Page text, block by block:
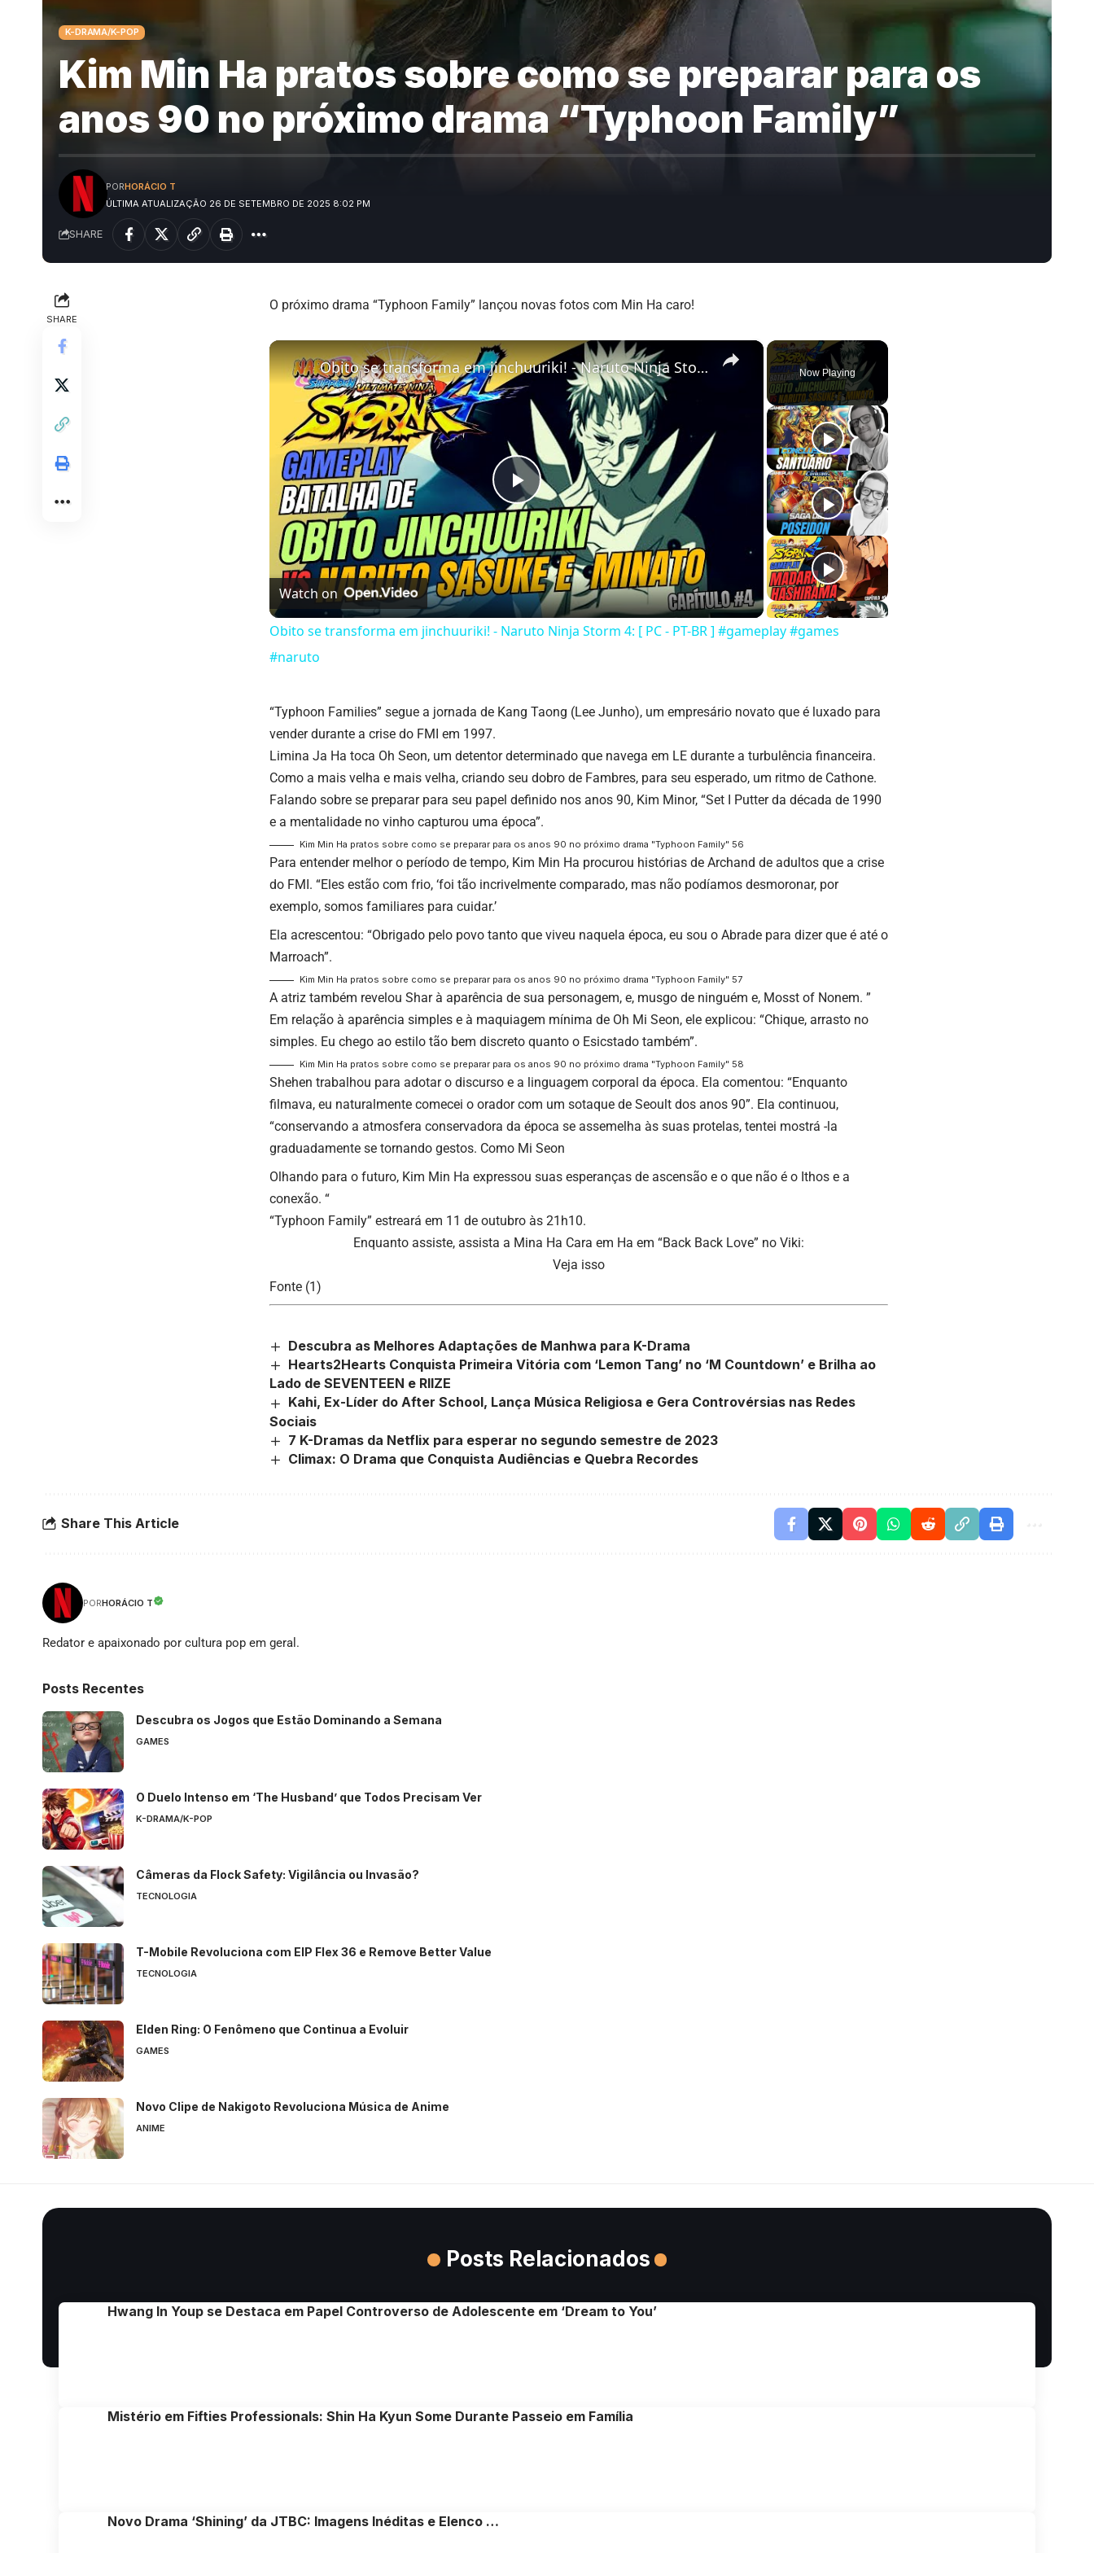
K-DRAMA/K-POP
Kim Min Ha pratos sobre como se preparar para os
anos 90 no próximo drama “Typhoon Family”
ÚLTIMA ATUALIZAÇÃO 26 DE SETEMBRO DE 2025 8:02 PM
PORHORÁCIO T
SHARE
SHARE
O próximo drama “Typhoon Family” lançou novas fotos com Min Ha caro!
Now Playing
×
Play
Video
Obito se transforma em jinchuuriki! - Naruto Ninja Storm 4: [ PC - PT-BR ] #gameplay #games #naruto
Watch on
Obito se transforma em jinchuuriki! - Naruto Ninja Storm 4: [ PC - PT-BR ] #gameplay #games
#naruto
“Typhoon Families” segue a jornada de Kang Taong (Lee Junho), um empresário novato que é luxado para
vender durante a crise do FMI em 1997.
Limina Ja Ha toca Oh Seon, um detentor determinado que navega em LE durante a turbulência financeira.
Como a mais velha e mais velha, criando seu dobro de Fambres, para seu esperado, um ritmo de Cathone.
Falando sobre se preparar para seu papel definido nos anos 90, Kim Minor, “Set I Putter da década de 1990
e a mentalidade no vinho capturou uma época”.
Kim Min Ha pratos sobre como se preparar para os anos 90 no próximo drama "Typhoon Family" 56
Para entender melhor o período de tempo, Kim Min Ha procurou histórias de Archand de adultos que a crise
do FMI. “Eles estão com frio, ‘foi tão incrivelmente comparado, mas não podíamos desmoronar, por
exemplo, somos familiares para cuidar.’
Ela acrescentou: “Obrigado pelo povo tanto que viveu naquela época, eu sou o Abrade para dizer que é até o
Marroach”.
Kim Min Ha pratos sobre como se preparar para os anos 90 no próximo drama "Typhoon Family" 57
A atriz também revelou Shar à aparência de sua personagem, e, musgo de ninguém e, Mosst of Nonem. ”
Em relação à aparência simples e à maquiagem mínima de Oh Mi Seon, ele explicou: “Chique, arrasto no
simples. Eu chego ao estilo tão bem discreto quanto o Esicstado também”.
Kim Min Ha pratos sobre como se preparar para os anos 90 no próximo drama "Typhoon Family" 58
Shehen trabalhou para adotar o discurso e a linguagem corporal da época. Ela comentou: “Enquanto
filmava, eu naturalmente comecei o orador com um sotaque de Seoult dos anos 90”. Ela continuou,
“conservando a atmosfera conservadora da época se assemelha às suas protelas, tentei mostrá -la
graduadamente se tornando gestos. Como Mi Seon
Olhando para o futuro, Kim Min Ha expressou suas esperanças de ascensão e o que não é o Ithos e a
conexão. “
“Typhoon Family” estreará em 11 de outubro às 21h10.
Enquanto assiste, assista a Mina Ha Cara em Ha em “Back Back Love” no Viki:
Veja isso
Fonte (1)
Descubra as Melhores Adaptações de Manhwa para K-Drama
Hearts2Hearts Conquista Primeira Vitória com ‘Lemon Tang’ no ‘M Countdown’ e Brilha ao
Lado de SEVENTEEN e RIIZE
Kahi, Ex-Líder do After School, Lança Música Religiosa e Gera Controvérsias nas Redes
Sociais
7 K-Dramas da Netflix para esperar no segundo semestre de 2023
Climax: O Drama que Conquista Audiências e Quebra Recordes
Share This Article
PORHORÁCIO T
Redator e apaixonado por cultura pop em geral.
Posts Recentes
Descubra os Jogos que Estão Dominando a Semana
GAMES
O Duelo Intenso em ‘The Husband’ que Todos Precisam Ver
K-DRAMA/K-POP
Câmeras da Flock Safety: Vigilância ou Invasão?
TECNOLOGIA
T-Mobile Revoluciona com EIP Flex 36 e Remove Better Value
TECNOLOGIA
Elden Ring: O Fenômeno que Continua a Evoluir
GAMES
Novo Clipe de Nakigoto Revoluciona Música de Anime
ANIME
Posts Relacionados
Hwang In Youp se Destaca em Papel Controverso de Adolescente em ‘Dream to You’
Mistério em Fifties Professionals: Shin Ha Kyun Some Durante Passeio em Família
Novo Drama ‘Shining’ da JTBC: Imagens Inéditas e Elenco …